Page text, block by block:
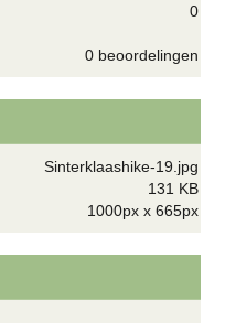
0
s
r
e
0 beoordelingen
Sinterklaashike-19.jpg
131 KB
1000px x 665px